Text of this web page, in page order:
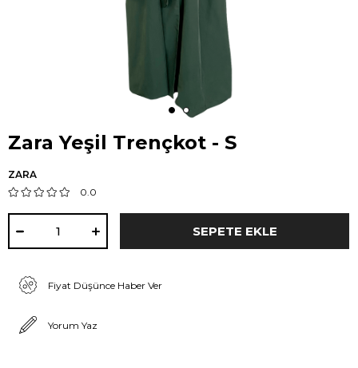
Zara Yeşil Trençkot - S
ZARA
0.0
Fiyat Düşünce Haber Ver
Yorum Yaz